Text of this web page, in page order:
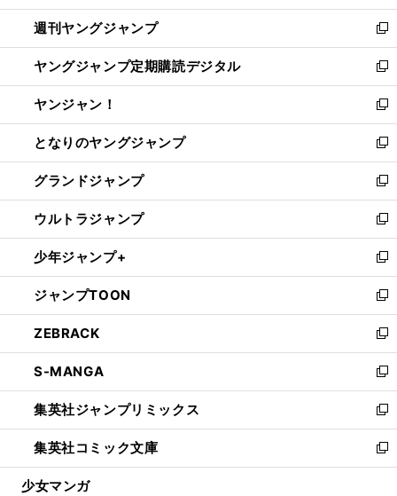
開
く
ウ
で
開
く
ン
ド
ウ
で
開
く
ウ
ィ
ン
ド
ウ
で
開
く
週刊ヤングジャンプ
新
し
い
ウ
ィ
ン
ド
ウ
で
開
く
ヤングジャンプ定期購読デジタル
新
し
い
ウ
ィ
ン
ド
ウ
で
開
く
ヤンジャン！
新
し
い
ウ
ィ
ン
ド
ウ
で
開
く
となりのヤングジャンプ
新
し
い
ウ
ィ
ン
ド
ウ
で
開
く
グランドジャンプ
新
し
い
ウ
ィ
ン
ド
ウ
で
開
く
ウルトラジャンプ
新
し
い
ウ
ィ
ン
ド
ウ
で
開
く
少年ジャンプ+
新
し
い
ウ
ィ
ン
ド
ウ
で
開
く
ジャンプTOON
新
し
い
ウ
ィ
ン
ド
ウ
で
開
ZEBRACK
新
し
い
ウ
ィ
ン
ド
ウ
S-MANGA
新
し
い
ウ
ィ
ン
集英社ジャンプリミックス
新
し
い
ウ
集英社コミック文庫
新
し
少女マンガ